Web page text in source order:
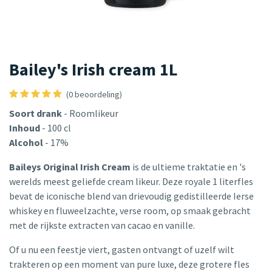
Bailey's Irish cream 1L
(0 beoordeling)
Soort drank - Roomlikeur
Inhoud - 100 cl
Alcohol - 17%
Baileys Original Irish Cream is de ultieme traktatie en 's
werelds meest geliefde cream likeur. Deze royale 1 literfles
bevat de iconische blend van drievoudig gedistilleerde Ierse
whiskey en fluweelzachte, verse room, op smaak gebracht
met de rijkste extracten van cacao en vanille.
Of u nu een feestje viert, gasten ontvangt of uzelf wilt
trakteren op een moment van pure luxe, deze grotere fles